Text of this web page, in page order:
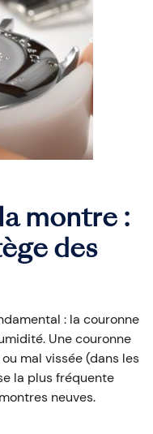
montre :
des
: la couronne
Une couronne
mal vissée (dans les
la plus fréquente
neuves.